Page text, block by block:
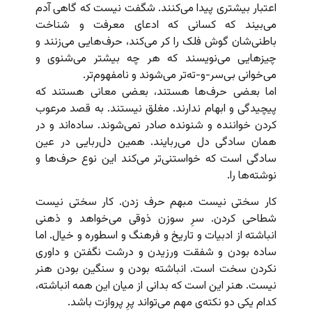
اعتبار بیشتری پیدا می‌کنند. شگفت نیست که گاهی آدم
می‌بیند که کسانی که ادعای معرفت و شناخت
باطنی‌شان گوش فلک را کر می‌کند، حرف‌هایی می‌زنند و
چیزهایی می‌نویسند که هر چه بیشتر می‌شنوی و
می‌خوانی بی‌سر-و-ته‌تر می‌شوند و نامفهوم‌تر.
اما بعضی حرف‌ها هستند، بعضی معانی هستند که
پیچیدگی و ابهام ندارند. مغلق نیستند. به قصد مرعوب
کردن خواننده و شنونده صادر نمی‌شوند. ساده‌‌اند و در
همان سادگی دل می‌ربایند. همین دل‌ربایی در عین
سادگی است که خواستنی‌تر می‌کند این نوع حرف‌ها و
نوشته‌ها را.
کار سختی نیست مبهم حرف زدن. کار سختی نیست
شطاحی کردن. سرِ سوزن ذوقی می‌خواهد و ذهنی
انباشته از ادبیات و تاریخ و فرهنگ و اسطوره و خیال. اما
ساده بودن و شفقت ورزیدن و درشت نگفتن و داوری
نکردن سخت است. انباشته بودن و سنگین بودن هنر
نیست. هنر این است که بدانی از میان این همه انباشته،
کدام یکی دو نکته‌ی مهم می‌تواند پرِ پروازت باشد.